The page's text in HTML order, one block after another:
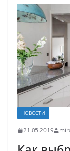
НОВОСТИ
21.05.2019